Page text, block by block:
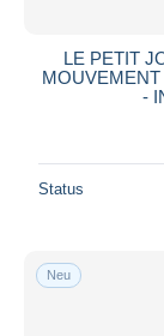
LE PETIT
-
Status
Neu